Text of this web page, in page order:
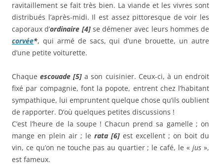
ravitaillement se fait très bien. La viande et les vivres sont
distribués l’après-midi. Il est assez pittoresque de voir les
caporaux d’ordinaire [4]se démener avec leurs hommes de
corvée*, qui armé de sacs, qui d’une brouette, un autre
d’une petite voiturette.
Chaqueescouade [5] a son cuisinier. Ceux-ci, à un endroit
fixé par compagnie, font la popote, entrent chez l’habitant
sympathique, lui empruntent quelque chose qu’ils oublient
de rapporter. D’où quelques petites discussions !
C’est l’heure de la soupe ! Chacun prend sa gamelle ; on
mange en plein air ; le rata [6] est excellent ; on boit du
vin, ce qu’on ne touche pas au quartier ; le café, le «jus»,
est fameux.